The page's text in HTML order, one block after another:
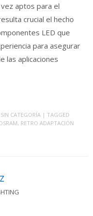
aptos para el
crucial el hecho
LED que
para asegurar
las aplicaciones
SIN CATEGORÍA | TAGGED
, RETRO ADAPTACIÓN